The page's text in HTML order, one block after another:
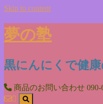
Skip to content
夢の塾
黒にんにくで健康
商品のお問い合わせ 090-